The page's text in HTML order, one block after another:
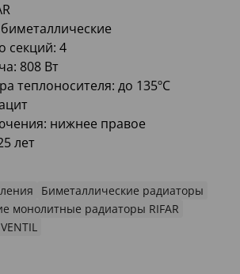
секций: 4
808 Вт
теплоносителя: до 135ºС
нижнее правое
лет
Биметаллические радиаторы
монолитные радиаторы RIFAR